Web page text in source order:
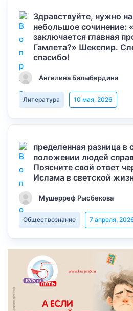
Здравствуйте, нужно
небольшое сочинение:
заключается главная
Гамлета?» Шекспир.
спасибо!
Ангелина Балыбердина
Литература 10 мая, 2026
пределенная разница в
положении людей
Поясните свой ответ
Ислама в светской
Мушерреф Рысбекова
Обществознание 7 апреля,